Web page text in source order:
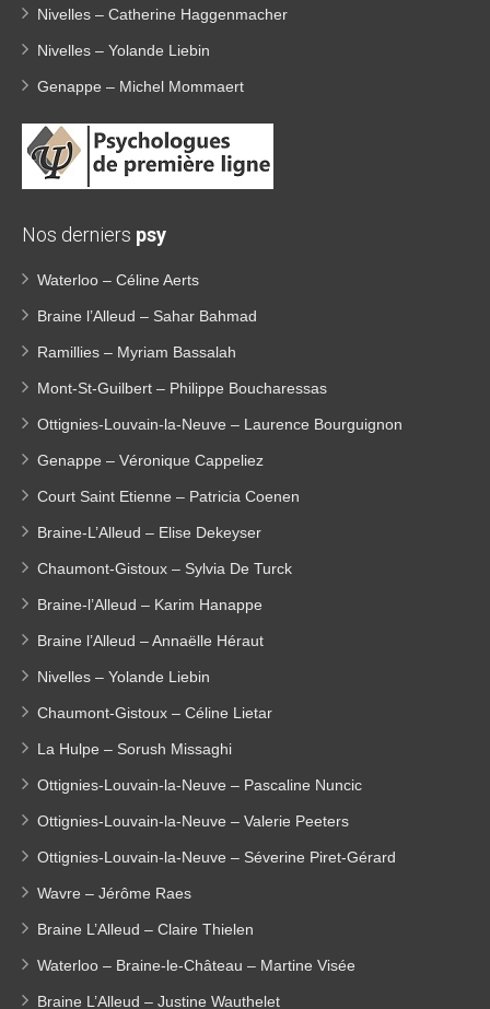
Nivelles – Catherine Haggenmacher
Nivelles – Yolande Liebin
Genappe – Michel Mommaert
Nos derniers psy
Waterloo – Céline Aerts
Braine l’Alleud – Sahar Bahmad
Ramillies – Myriam Bassalah
Mont-St-Guilbert – Philippe Boucharessas
Ottignies-Louvain-la-Neuve – Laurence Bourguignon
Genappe – Véronique Cappeliez
Court Saint Etienne – Patricia Coenen
Braine-L’Alleud – Elise Dekeyser
Chaumont-Gistoux – Sylvia De Turck
Braine-l’Alleud – Karim Hanappe
Braine l’Alleud – Annaëlle Héraut
Nivelles – Yolande Liebin
Chaumont-Gistoux – Céline Lietar
La Hulpe – Sorush Missaghi
Ottignies-Louvain-la-Neuve – Pascaline Nuncic
Ottignies-Louvain-la-Neuve – Valerie Peeters
Ottignies-Louvain-la-Neuve – Séverine Piret-Gérard
Wavre – Jérôme Raes
Braine L’Alleud – Claire Thielen
Waterloo – Braine-le-Château – Martine Visée
Braine L’Alleud – Justine Wauthelet